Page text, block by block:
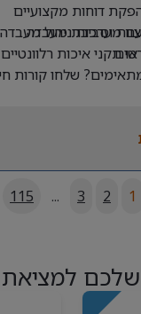
דוחות מקצועיים
וסביבת מעבדה
עם מערכות ניהול מעבדה
שלחו קורות
1
2
3
...
115